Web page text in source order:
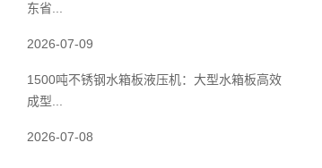
东省...
2026-07-09
1500吨不锈钢水箱板液压机：大型水箱板高效
成型...
2026-07-08